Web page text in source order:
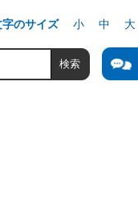
字のサイズ 小 中 大